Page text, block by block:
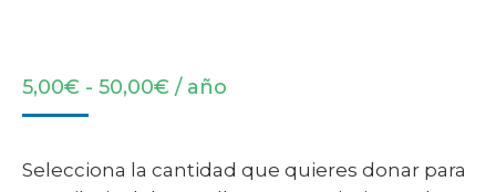
5,00€ - 50,00€ Rango
desde
/ año
Selecciona la cantidad que quieres donar para